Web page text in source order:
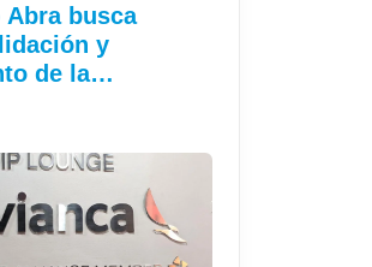
Abra busca
y
de la